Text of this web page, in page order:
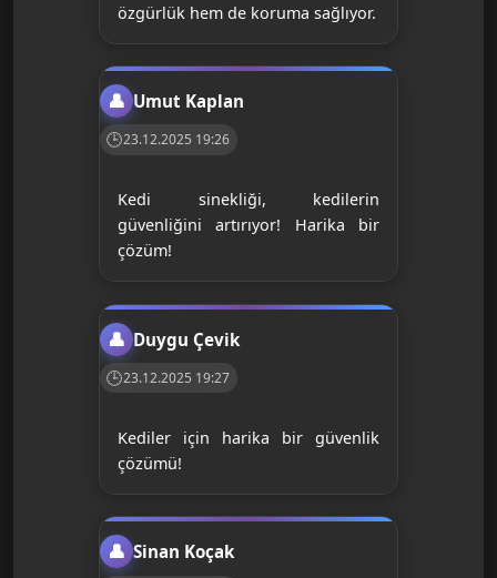
özgürlük hem de koruma sağlıyor.
Umut Kaplan
23.12.2025 19:26
Kedi sinekliği, kedilerin
güvenliğini artırıyor! Harika bir
çözüm!
Duygu Çevik
23.12.2025 19:27
Kediler için harika bir güvenlik
çözümü!
Sinan Koçak